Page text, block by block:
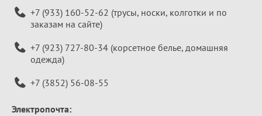
+7 (933) 160-52-62 (трусы, носки, колготки и по
заказам на сайте)
+7 (923) 727-80-34 (корсетное белье, домашняя
одежда)
+7 (3852) 56-08-55
Электропочта: